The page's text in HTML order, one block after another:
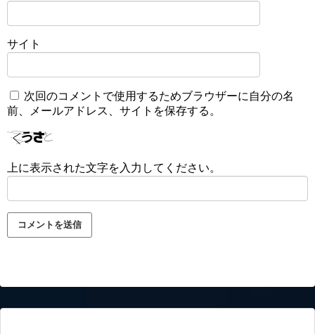
サイト
次回のコメントで使用するためブラウザーに自分の名
前、メールアドレス、サイトを保存する。
上に表示された文字を入力してください。